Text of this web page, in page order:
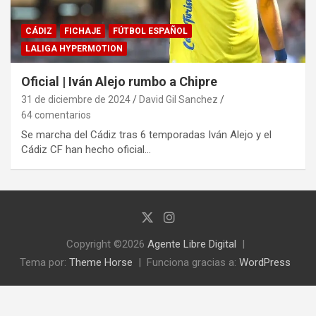
CÁDIZ FICHAJE
FÚTBOL ESPAÑOL
LALIGA HYPERMOTION
Oficial | Iván Alejo rumbo a Chipre
31 de diciembre de 2024
David Gil Sanchez
64 comentarios
Se marcha del Cádiz tras 6 temporadas Iván Alejo y el
Cádiz CF han hecho oficial…
Copyright ©2026 Agente Libre Digital
Tema por: Theme Horse Funciona gracias a: WordPress